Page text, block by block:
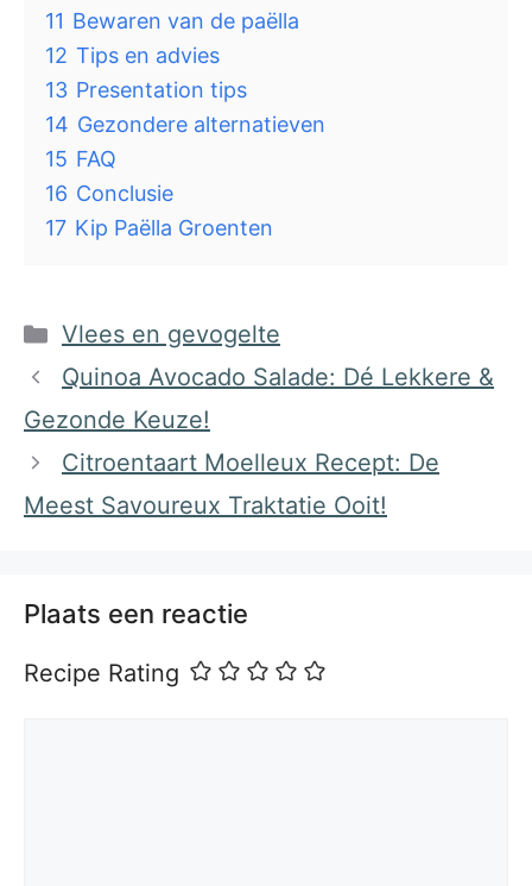
11 Bewaren van de paëlla
12 Tips en advies
13 Presentation tips
14 Gezondere alternatieven
15 FAQ
16 Conclusie
17 Kip Paëlla Groenten
Categorieën
Vlees en gevogelte
Quinoa Avocado Salade: Dé Lekkere &
Gezonde Keuze!
Citroentaart Moelleux Recept: De
Meest Savoureux Traktatie Ooit!
Plaats een reactie
Recipe Rating